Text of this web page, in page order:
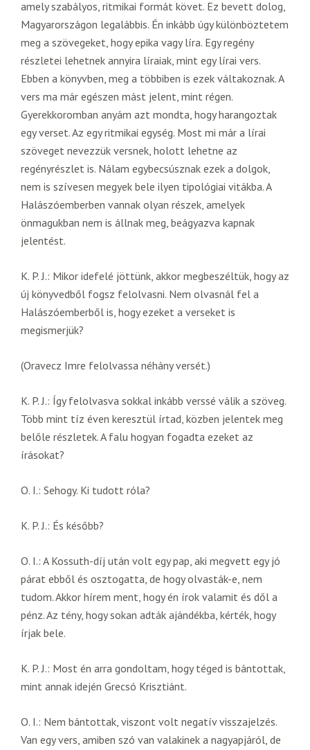
amely szabályos, ritmikai formát követ. Ez bevett dolog,
Magyarországon legalábbis. Én inkább úgy különböztetem
meg a szövegeket, hogy epika vagy líra. Egy regény
részletei lehetnek annyira líraiak, mint egy lírai vers.
Ebben a könyvben, meg a többiben is ezek váltakoznak. A
vers ma már egészen mást jelent, mint régen.
Gyerekkoromban anyám azt mondta, hogy harangoztak
egy verset. Az egy ritmikai egység. Most mi már a lírai
szöveget nevezzük versnek, holott lehetne az
regényrészlet is. Nálam egybecsúsznak ezek a dolgok,
nem is szívesen megyek bele ilyen tipológiai vitákba. A
Halászóemberben vannak olyan részek, amelyek
önmagukban nem is állnak meg, beágyazva kapnak
jelentést.
K. P. J.: Mikor idefelé jöttünk, akkor megbeszéltük, hogy az
új könyvedből fogsz felolvasni. Nem olvasnál fel a
Halászóemberből is, hogy ezeket a verseket is
megismerjük?
(Oravecz Imre felolvassa néhány versét.)
K. P. J.: Így felolvasva sokkal inkább verssé válik a szöveg.
Több mint tíz éven keresztül írtad, közben jelentek meg
belőle részletek. A falu hogyan fogadta ezeket az
írásokat?
O. I.: Sehogy. Ki tudott róla?
K. P. J.: És később?
O. I.: A Kossuth-díj után volt egy pap, aki megvett egy jó
párat ebből és osztogatta, de hogy olvasták-e, nem
tudom. Akkor hírem ment, hogy én írok valamit és dől a
pénz. Az tény, hogy sokan adták ajándékba, kérték, hogy
írjak bele.
K. P. J.: Most én arra gondoltam, hogy téged is bántottak,
mint annak idején Grecsó Krisztiánt.
O. I.: Nem bántottak, viszont volt negatív visszajelzés.
Van egy vers, amiben szó van valakinek a nagyapjáról, de